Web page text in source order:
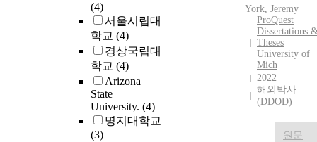
(4)
서울시립대
학교 (4)
경상국립대
학교 (4)
Arizona
State
University. (4)
명지대학교
(3)
York, Jeremy
ProQuest
Dissertations
Theses
University of
Mich
2022
해외박사
(DDOD)
원문